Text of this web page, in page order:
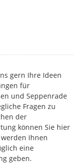
gern Ihre Ideen
für
und Seppenrade
Fragen zu
der
können Sie hier
Ihnen
eine
geben.